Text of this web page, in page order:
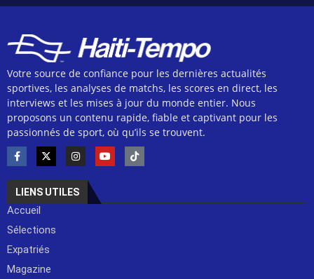
Votre source de confiance pour les dernières actualités
sportives, les analyses de matchs, les scores en direct, les
interviews et les mises à jour du monde entier. Nous
proposons un contenu rapide, fiable et captivant pour les
passionnés de sport, où qu’ils se trouvent.
LIENS UTILES
Accueil
Sélections
Expatriés
Magazine